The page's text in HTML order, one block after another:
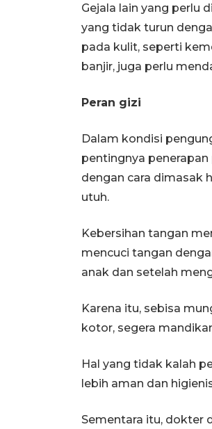
Gejala lain yang perlu
yang tidak turun
pada kulit, seperti
banjir, juga perlu
Peran gizi
Dalam kondisi
pentingnya
dengan cara dimasak
utuh.
Kebersihan tangan
mencuci tangan
anak dan setelah
Karena itu, sebisa
kotor, segera
Hal yang tidak kalah
lebih aman dan
Sementara itu, dokter